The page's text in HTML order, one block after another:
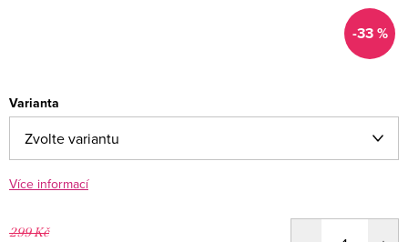
-33 %
Varianta
Více informací
299 Kč